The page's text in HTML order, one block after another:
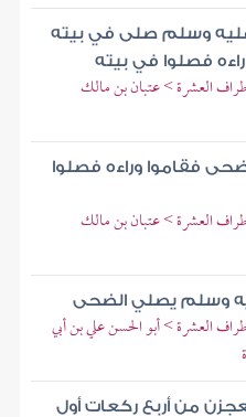
عليه وسلم صلى في بيته
فصلوا في بيته
أطراف العشرة > عتبان بن مالك
فقاموا وراءه فصلوا
أطراف العشرة > عتبان بن مالك
وسلم يصلي الضحى
العشرة > أبو الحسن علي بن أبي
من أربع ركعات أول